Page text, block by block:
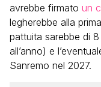
avrebbe firmato un
legherebbe alla
pattuita sarebbe di
all’anno) e
Sanremo nel 2027.